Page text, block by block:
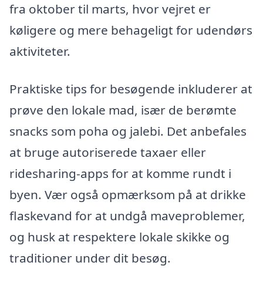
fra oktober til marts, hvor vejret er
køligere og mere behageligt for udendørs
aktiviteter.
Praktiske tips for besøgende inkluderer at
prøve den lokale mad, især de berømte
snacks som poha og jalebi. Det anbefales
at bruge autoriserede taxaer eller
ridesharing-apps for at komme rundt i
byen. Vær også opmærksom på at drikke
flaskevand for at undgå maveproblemer,
og husk at respektere lokale skikke og
traditioner under dit besøg.